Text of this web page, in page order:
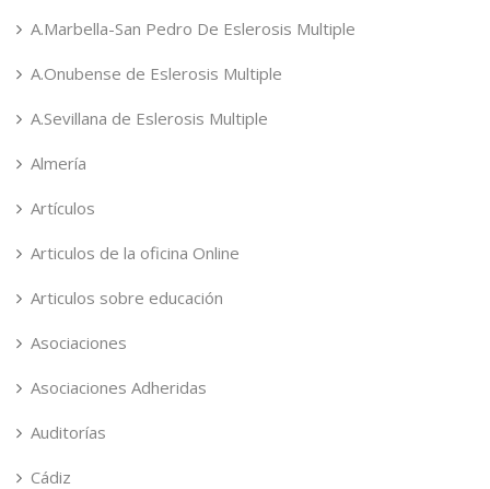
A.Marbella-San Pedro De Eslerosis Multiple
A.Onubense de Eslerosis Multiple
A.Sevillana de Eslerosis Multiple
Almería
Artículos
Articulos de la oficina Online
Articulos sobre educación
Asociaciones
Asociaciones Adheridas
Auditorías
Cádiz